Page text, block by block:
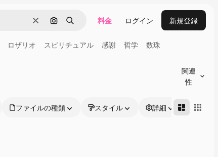
消去 画像で検索
検索 料金 ログイン 新規登録
ロザリオ スピリチュアル 感謝 哲学 数珠
関連
性
ファイルの種類 スタイル 詳細